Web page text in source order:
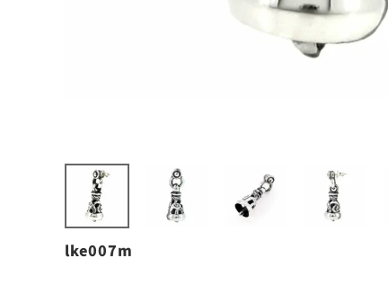
lke007m